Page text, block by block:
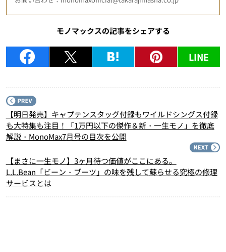
モノマックスの記事をシェアする
LINE
【明日発売】キャプテンスタッグ付録もワイルドシングス付録
も大特集も注目！「1万円以下の傑作＆新・一生モノ」を徹底
解説・MonoMax7月号の目次を公開
【まさに一生モノ】3ヶ月待つ価値がここにある。
L.L.Bean「ビーン・ブーツ」の味を残して蘇らせる究極の修理
サービスとは